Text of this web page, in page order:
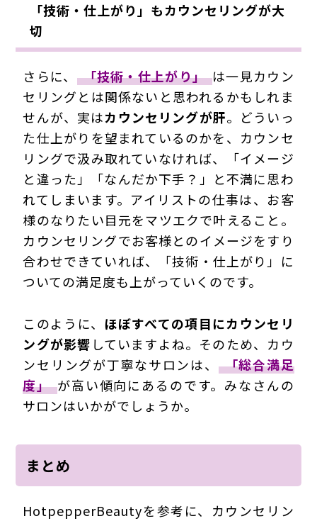
「技術・仕上がり」もカウンセリングが大
切
さらに、 「技術・仕上がり」 は一見カウン
セリングとは関係ないと思われるかもしれま
せんが、実はカウンセリングが肝。どういっ
た仕上がりを望まれているのかを、カウンセ
リングで汲み取れていなければ、「イメージ
と違った」「なんだか下手？」と不満に思わ
れてしまいます。アイリストの仕事は、お客
様のなりたい目元をマツエクで叶えること。
カウンセリングでお客様とのイメージをすり
合わせできていれば、「技術・仕上がり」に
ついての満足度も上がっていくのです。
このように、 ほぼすべての項目にカウンセリ
ングが影響 していますよね。そのため、カウ
ンセリングが丁寧なサロンは、
「総合満足
度」 が高い傾向にあるのです。みなさんの
サロンはいかがでしょうか。
まとめ
HotpepperBeautyを参考に、カウンセリン